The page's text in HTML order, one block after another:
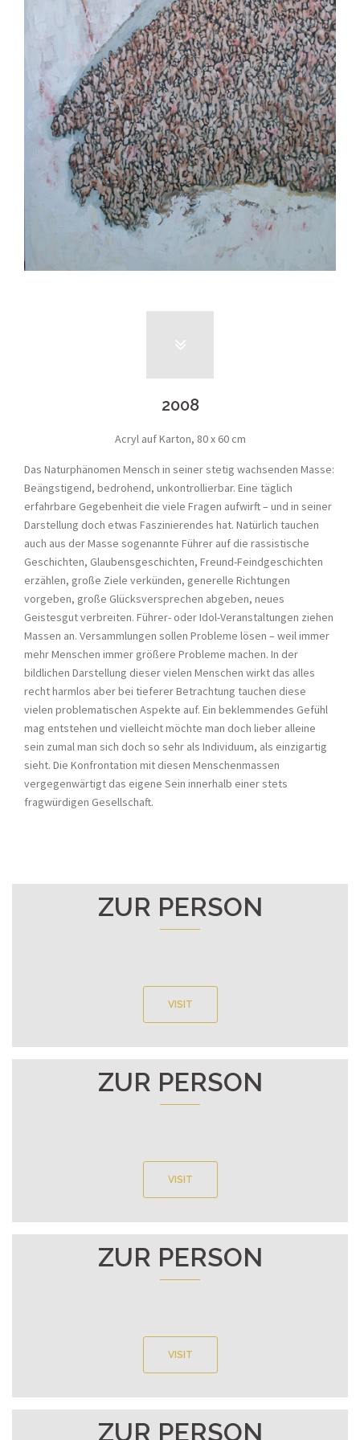
2008
Acryl auf Karton, 80 x 60 cm
Das Naturphänomen Mensch in seiner stetig wachsenden Masse:
Beängstigend, bedrohend, unkontrollierbar. Eine täglich
erfahrbare Gegebenheit die viele Fragen aufwirft – und in seiner
Darstellung doch etwas Faszinierendes hat. Natürlich tauchen
auch aus der Masse sogenannte Führer auf die rassistische
Geschichten, Glaubensgeschichten, Freund-Feindgeschichten
erzählen, große Ziele verkünden, generelle Richtungen
vorgeben, große Glücksversprechen abgeben, neues
Geistesgut verbreiten. Führer- oder Idol-Veranstaltungen ziehen
Massen an. Versammlungen sollen Probleme lösen – weil immer
mehr Menschen immer größere Probleme machen. In der
bildlichen Darstellung dieser vielen Menschen wirkt das alles
recht harmlos aber bei tieferer Betrachtung tauchen diese
vielen problematischen Aspekte auf. Ein beklemmendes Gefühl
mag entstehen und vielleicht möchte man doch lieber alleine
sein zumal man sich doch so sehr als Individuum, als einzigartig
sieht. Die Konfrontation mit diesen Menschenmassen
vergegenwärtigt das eigene Sein innerhalb einer stets
fragwürdigen Gesellschaft.
ZUR PERSON
VISIT
ZUR PERSON
VISIT
ZUR PERSON
VISIT
ZUR PERSON